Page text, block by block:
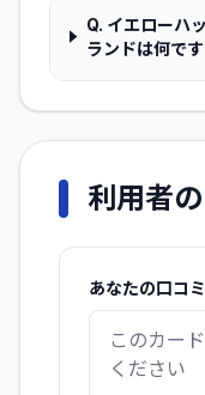
Q. イエローハ
ランドは何です
利用者
あなたの口コ